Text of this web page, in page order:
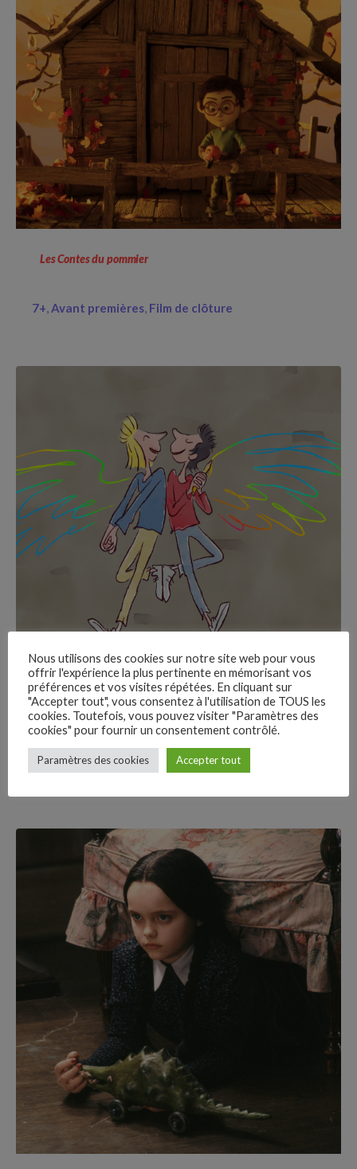
Follow Us
Les Contes du pommier
7+ Avant premières Film de clôture
“Le Grand Dessin des anges“
7+ Avant premières
Nous utilisons des cookies sur notre site web pour vous
offrir l'expérience la plus pertinente en mémorisant vos
préférences et vos visites répétées. En cliquant sur
"Accepter tout", vous consentez à l'utilisation de TOUS les
cookies. Toutefois, vous pouvez visiter "Paramètres des
cookies" pour fournir un consentement contrôlé.
Paramètres des cookies Accepter tout